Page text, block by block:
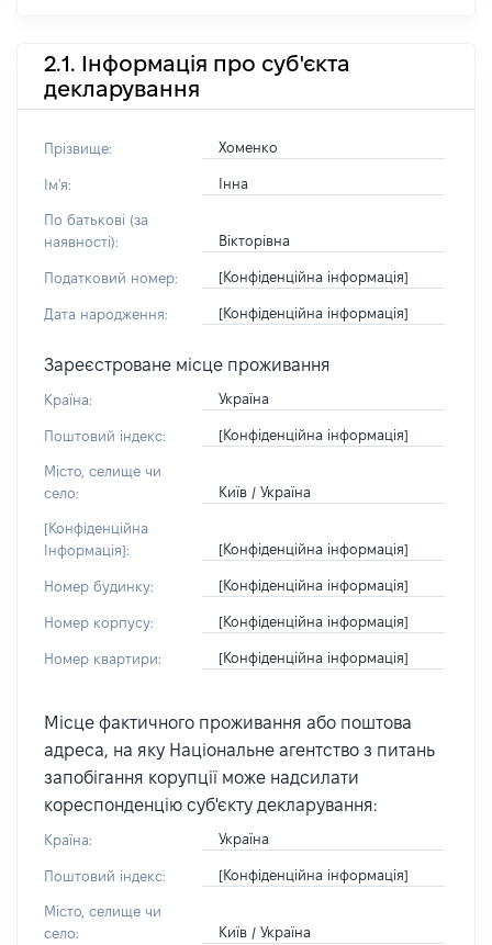
2.1. Інформація про суб'єкта
декларування
Прізвище: Хоменко
Ім'я: Інна
По батькові (за
наявності):
Вікторівна
Податковий номер: [Конфіденційна інформація]
Дата народження: [Конфіденційна інформація]
Зареєстроване місце проживання
Країна: Україна
Поштовий індекс: [Конфіденційна інформація]
Місто, селище чи
село:
Київ / Україна
[Конфіденційна
Інформація]:
[Конфіденційна інформація]
Номер будинку: [Конфіденційна інформація]
Номер корпусу: [Конфіденційна інформація]
Номер квартири: [Конфіденційна інформація]
Місце фактичного проживання або поштова
адреса, на яку Національне агентство з питань
запобігання корупції може надсилати
кореспонденцію суб'єкту декларування:
Країна: Україна
Поштовий індекс: [Конфіденційна інформація]
Місто, селище чи
село:
Київ / Україна